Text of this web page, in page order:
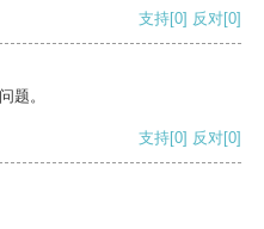
支持[0] 反对[0]
题。
支持[0] 反对[0]